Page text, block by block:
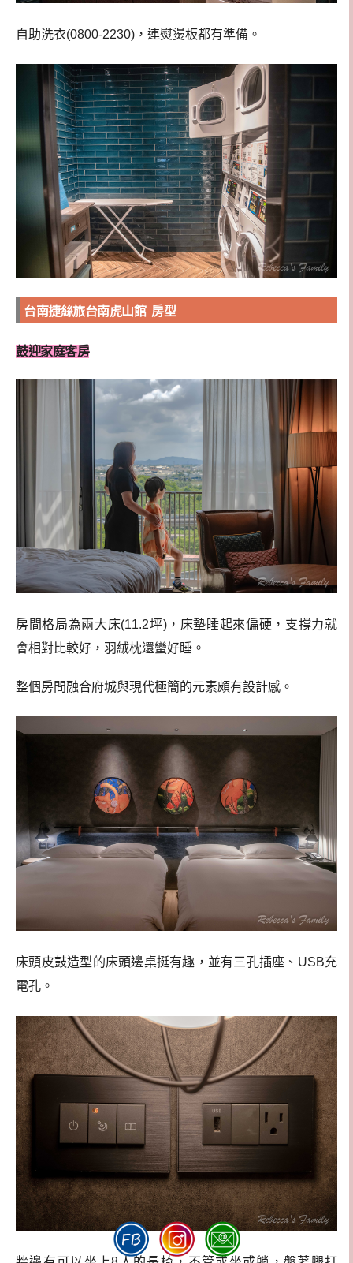
自助洗衣(0800-2230)，連熨燙板都有準備。
台南捷絲旅台南虎山館 房型
鼓迎家庭客房
房間格局為兩大床(11.2坪)，床墊睡起來偏硬，支撐力就
會相對比較好，羽絨枕還蠻好睡。
整個房間融合府城與現代極簡的元素頗有設計感。
床頭皮鼓造型的床頭邊桌挺有趣，並有三孔插座、USB充
電孔。